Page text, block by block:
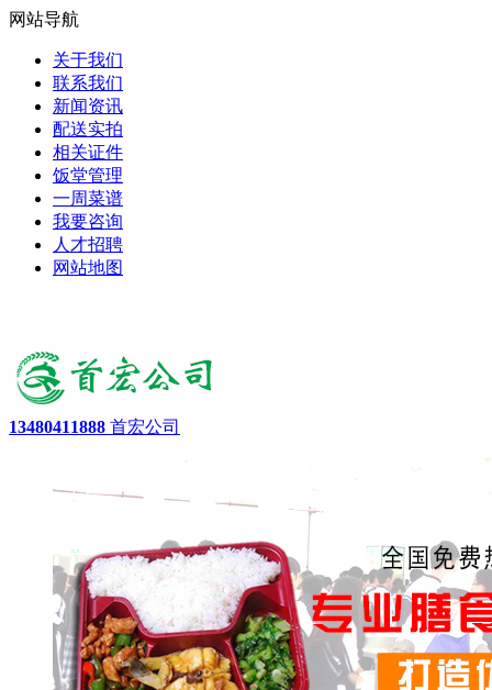
网站导航
关于我们
联系我们
新闻资讯
配送实拍
相关证件
饭堂管理
一周菜谱
我要咨询
人才招聘
网站地图
13480411888 首宏公司